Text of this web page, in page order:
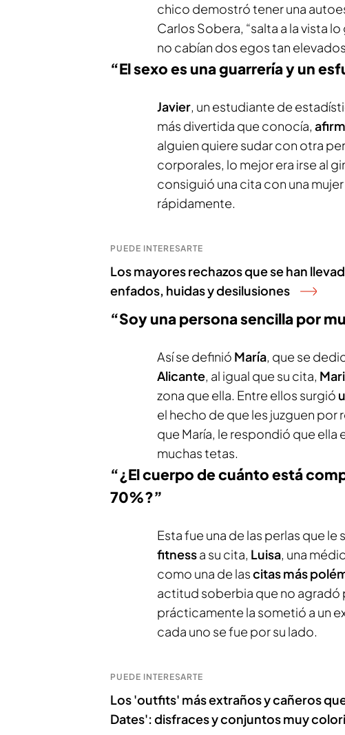
chico demostró tener una
Carlos Sobera, “salta a la vista
no cabían dos egos tan
“El sexo es una guarrería y un
Javier, un estudiante de
más divertida que conocía,
alguien quiere sudar con otra
corporales, lo mejor era irse al
consiguió una cita con una
rápidamente.
PUEDE INTERESARTE
Los mayores rechazos que se han
enfados, huidas y desilusiones
“Soy una persona sencilla por
Así se definió María, que se
Alicante, al igual que su cita,
zona que ella. Entre ellos surgió
el hecho de que les juzguen
que María, le respondió que ella
muchas tetas.
“¿El cuerpo de cuánto está
70%?”
Esta fue una de las perlas que le
fitnessa su cita, Luisa, una
como una de lascitas más
actitud soberbia que no agradó
prácticamente la sometió a un
cada uno se fue por su lado.
PUEDE INTERESARTE
Los 'outfits' más extraños y cañeros
Dates': disfraces y conjuntos muy